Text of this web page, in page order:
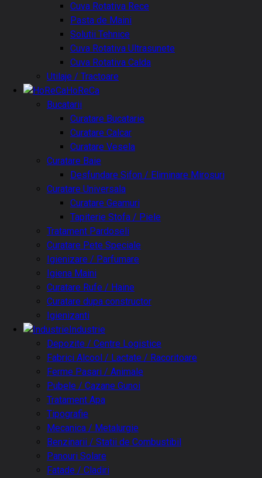
Cuva Rotativa Rece
Pasta de Maini
Solutii Tehnice
Cuva Rotativa Ultrasunete
Cuva Rotativa Calda
Utilaje / Tractoare
HoReCa
Bucatarii
Curatare Bucatarie
Curatare Calcar
Curatare Vesela
Curatare Baie
Desfundare Sifon / Eliminare Mirosuri
Curatare Universala
Curatare Geamuri
Tapiterie Stofa / Piele
Tratament Pardoseli
Curatare Pete Speciale
Igienizare / Parfumare
Igiena Maini
Curatare Rufe / Haine
Curatare dupa constructor
Igienizanti
Industrie
Depozite / Centre Logistice
Fabrici Alcool / Lactate / Racoritoare
Ferme Pasari / Animale
Pubele / Cazane Gunoi
Tratament Apa
Tipografie
Mecanica / Metalurgie
Benzinarii / Statii de Combustibil
Panouri Solare
Fatade / Cladiri